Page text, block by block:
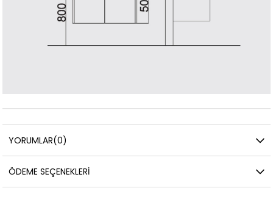
YORUMLAR(0)
ÖDEME SEÇENEKLERI